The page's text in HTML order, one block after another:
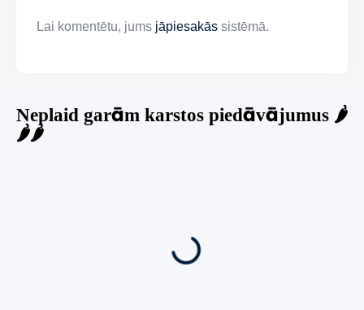
Lai komentētu, jums jāpiesakās sistēmā.
Neplaid garām karstos piedāvājumus 🌶️
🌶️🌶️
80 Ha Daudzfunkcionāls Investīciju Īpašums-
Zivju Audzētava, Brīvdienu Mājas, Briežu